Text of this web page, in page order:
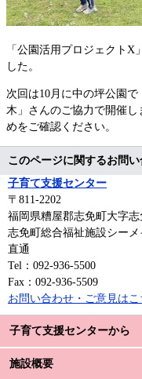
子育て支援センターから
施設概要
「公園活用プロジェクト
した。
次回は10月に中の坪公園
木」さんのご協力で開催
めをご確認ください。
このページに関するお問
子育て支援センター
〒811-2202
福岡県糟屋郡志免町大字志
志免町総合福祉施設シーメ
直通
Tel：092-936-5500
Fax：092-936-5509
お問い合わせ・ご意見はこ